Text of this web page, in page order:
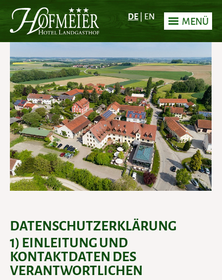
MENÜ
DE | EN
DATENSCHUTZERKLÄRUNG
1) EINLEITUNG UND
KONTAKTDATEN DES
VERANTWORTLICHEN